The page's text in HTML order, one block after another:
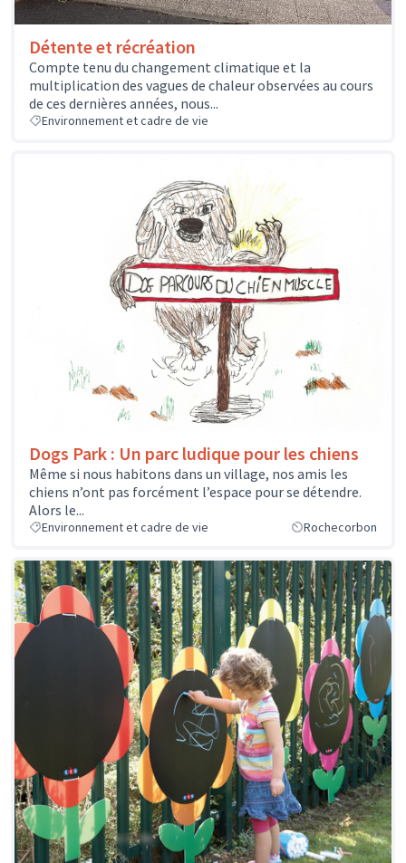
Détente et récréation
Compte tenu du changement climatique et la
multiplication des vagues de chaleur observées au cours
de ces dernières années, nous...
Environnement et cadre de vie
Dogs Park : Un parc ludique pour les chiens
Même si nous habitons dans un village, nos amis les
chiens n’ont pas forcément l’espace pour se détendre.
Alors le...
Environnement et cadre de vie Rochecorbon